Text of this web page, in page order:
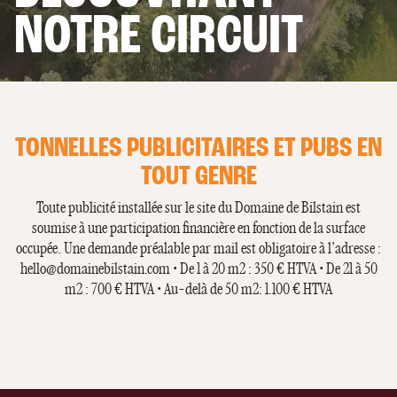
NOTRE CIRCUIT
4 OU 6 PERSONNES
LES APPARTEMENTS
6 PERSONNES
TONNELLES PUBLICITAIRES ET PUBS EN
TOUT GENRE
Toute publicité installée sur le site du Domaine de Bilstain est
soumise à une participation financière en fonction de la surface
occupée. Une demande préalable par mail est obligatoire à l'adresse :
hello@domainebilstain.com• De 1 à 20 m2 : 350 € HTVA • De 21 à 50
m2 : 700 € HTVA • Au-delà de 50 m2: 1.100 € HTVA